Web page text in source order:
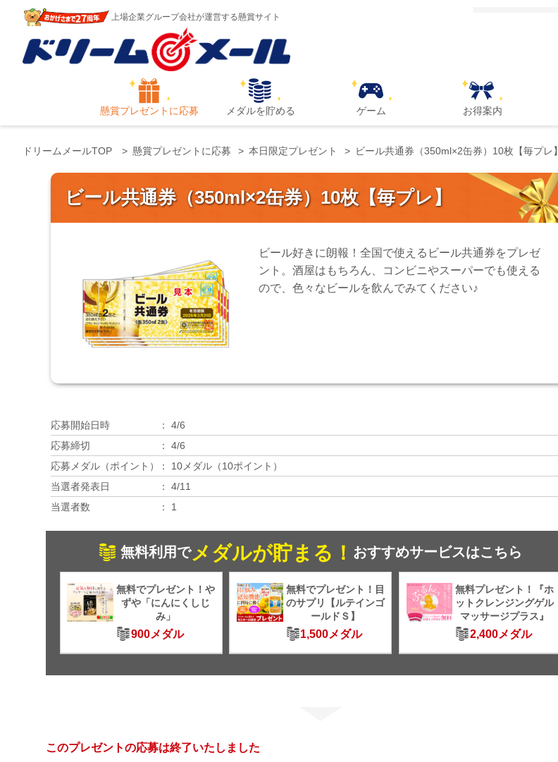
上場企業グループ会社が運営する懸賞サイト
懸賞プレゼントに応募 メダルを貯める ゲーム お得案内
ドリームメールTOP 懸賞プレゼントに応募 本日限定プレゼント ビール共通券（350ml×2缶券）10枚【毎プレ】
ビール共通券（350ml×2缶券）10枚【毎プレ】
ビール好きに朗報！全国で使えるビール共通券をプレゼ
ント。酒屋はもちろん、コンビニやスーパーでも使える
ので、色々なビールを飲んでみてください♪
応募開始日時
4/6
応募締切
4/6
応募メダル（ポイント）
10メダル（10ポイント）
当選者発表日
4/11
当選者数
1
無料利用でメダルが貯まる！ おすすめサービスはこちら
無料でプレゼント！や
ずや「にんにくしじ
み」
900メダル
無料でプレゼント！目
のサプリ【ルテインゴ
ールドＳ】
1,500メダル
無料プレゼント！『ホ
ットクレンジングゲル
マッサージプラス』
2,400メダル
このプレゼントの応募は終了いたしました